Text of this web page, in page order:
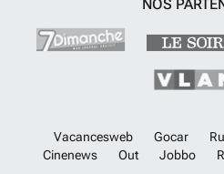
Valence et à 70 km de l'aéroport, à
savoir plus ?
NOS
Vacancesweb Gocar
Cinenews
Out Jobbo